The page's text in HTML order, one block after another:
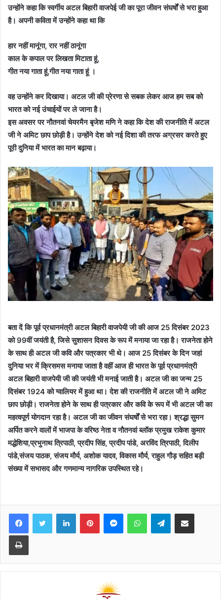
उन्होंने कहा कि स्वर्गीय अटल बिहारी वाजपेई जी का पूरा जीवन संघर्षों से भरा हुआ
है। अपनी कविता में उन्होंने कहा था कि
हार नहीं मानूंगा, रार नहीं ठानूंगा
काल के कपाल पर लिखता मिटाता हूं,
गीत नया गाता हूं,गीत नया गाता हूं ।
वह उन्होंने कर दिखाया। अटल जी की प्रेरणा से सबक लेकर आज हम सब को
भारत को नई उंचाईयों पर ले जाना है।
इस अवसर पर नौतनवां चेयरमैन बृजेश मणि ने कहा कि देश की राजनीति में अटल
जी ने अमिट छाप छोड़ी है। उन्होंने देश को नई दिशा की तरफ अग्रसर करते हुए
पूरी दुनिया में भारत का मान बढ़ाया।
बता दें कि पूर्व प्रधानमंत्री अटल बिहारी वाजपेयी जी की आज 25 दिसंबर 2023
को 99वीं जयंती है, जिसे सुशासन दिवस के रूप में मनाया जा रहा है। राजनेता होने
के साथ ही अटल जी कवि और पत्रकार भी थे। आज 25 दिसंबर के दिन जहां
दुनिया भर में क्रिसमस मनाया जाता है वहीं आज ही भारत के पूर्व प्रधानमंत्री
अटल बिहारी वाजपेयी जी की जयंती भी मनाई जाती है। अटल जी का जन्म 25
दिसंबर 1924 को ग्वालियर में हुआ था। देश की राजनीति में अटल जी ने अमिट
छाप छोड़ी। राजनेता होने के साथ ही पत्रकार और कवि के रूप में भी अटल जी का
महत्वपूर्ण योगदान रहा है। अटल जी का जीवन संघर्षों से भरा रहा। श्रद्धा सुमन
अर्पित करने वालों में भाजपा के वरिष्ठ नेता व नौतनवां ब्लॉक प्रमुख राकेश कुमार
मद्धेशिया,प्रभुनाथ त्रिपाठी, प्रदीप सिंह, प्रदीप पांडे, अरविंद त्रिपाठी, दिलीप
पांडे,संजय पाठक, संजय मौर्य, अशोक यादव, विकास मौर्य, राहुल गौड़ सहित बड़ी
संख्या में सभासद और गणमान्य नागरिक उपस्थित रहे।
FacebookTwitter LinkedInPinterestMessengerWhatsAppTelegramShare via Email
Print